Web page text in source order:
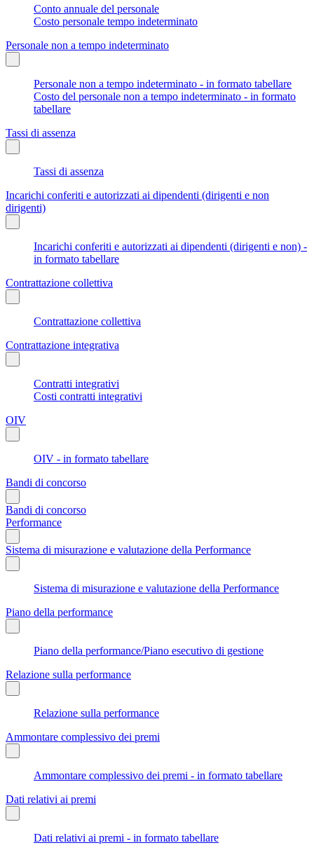
Conto annuale del personale
Costo personale tempo indeterminato
Personale non a tempo indeterminato
Personale non a tempo indeterminato - in formato tabellare
Costo del personale non a tempo indeterminato - in formato
tabellare
Tassi di assenza
Tassi di assenza
Incarichi conferiti e autorizzati ai dipendenti (dirigenti e non
dirigenti)
Incarichi conferiti e autorizzati ai dipendenti (dirigenti e non) -
in formato tabellare
Contrattazione collettiva
Contrattazione collettiva
Contrattazione integrativa
Contratti integrativi
Costi contratti integrativi
OIV
OIV - in formato tabellare
Bandi di concorso
Bandi di concorso
Performance
Sistema di misurazione e valutazione della Performance
Sistema di misurazione e valutazione della Performance
Piano della performance
Piano della performance/Piano esecutivo di gestione
Relazione sulla performance
Relazione sulla performance
Ammontare complessivo dei premi
Ammontare complessivo dei premi - in formato tabellare
Dati relativi ai premi
Dati relativi ai premi - in formato tabellare